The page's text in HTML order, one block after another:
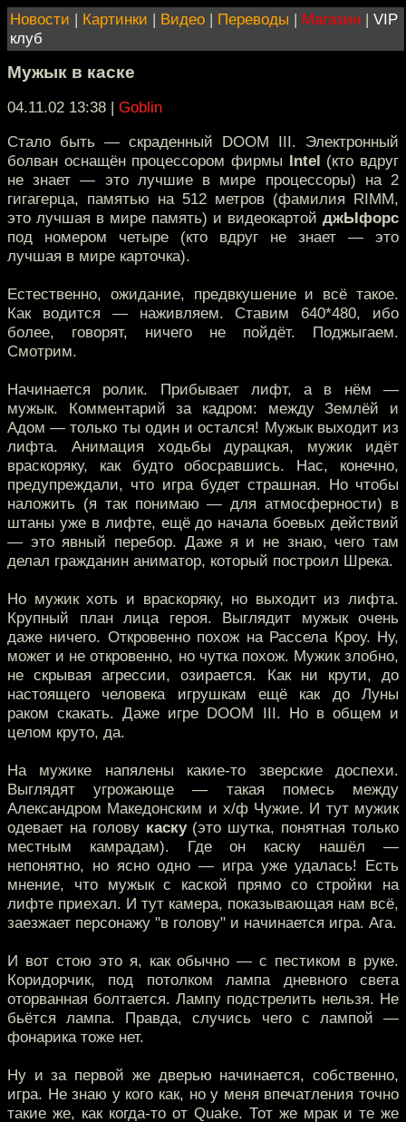
Новости | Картинки | Видео | Переводы | Магазин | VIP
клуб
Мужык в каске
04.11.02 13:38 | Goblin
Стало быть — скраденный DOOM III. Электронный
болван оснащён процессором фирмы Intel (кто вдруг
не знает — это лучшие в мире процессоры) на 2
гигагерца, памятью на 512 метров (фамилия RIMM,
это лучшая в мире память) и видеокартой джЫфорс
под номером четыре (кто вдруг не знает — это
лучшая в мире карточка).
Естественно, ожидание, предвкушение и всё такое.
Как водится — наживляем. Ставим 640*480, ибо
более, говорят, ничего не пойдёт. Поджыгаем.
Смотрим.
Начинается ролик. Прибывает лифт, а в нём —
мужык. Комментарий за кадром: между Землёй и
Адом — только ты один и остался! Мужык выходит из
лифта. Анимация ходьбы дурацкая, мужик идёт
враскоряку, как будто обосравшись. Нас, конечно,
предупреждали, что игра будет страшная. Но чтобы
наложить (я так понимаю — для атмосферности) в
штаны уже в лифте, ещё до начала боевых действий
— это явный перебор. Даже я и не знаю, чего там
делал гражданин аниматор, который построил Шрека.
Но мужик хоть и враскоряку, но выходит из лифта.
Крупный план лица героя. Выглядит мужык очень
даже ничего. Откровенно похож на Рассела Кроу. Ну,
может и не откровенно, но чутка похож. Мужик злобно,
не скрывая агрессии, озирается. Как ни крути, до
настоящего человека игрушкам ещё как до Луны
раком скакать. Даже игре DOOM III. Но в общем и
целом круто, да.
На мужике напялены какие-то зверские доспехи.
Выглядят угрожающе — такая помесь между
Александром Македонским и х/ф Чужие. И тут мужик
одевает на голову каску(это шутка, понятная только
местным камрадам). Где он каску нашёл —
непонятно, но ясно одно — игра уже удалась! Есть
мнение, что мужык с каской прямо со стройки на
лифте приехал. И тут камера, показывающая нам всё,
заезжает персонажу "в голову" и начинается игра. Ага.
И вот стою это я, как обычно — с пестиком в руке.
Коридорчик, под потолком лампа дневного света
оторванная болтается. Лампу подстрелить нельзя. Не
бьётся лампа. Правда, случись чего с лампой —
фонарика тоже нет.
Ну и за первой же дверью начинается, собственно,
игра. Не знаю у кого как, но у меня впечатления точно
такие же, как когда-то от Quake. Тот же мрак и те же